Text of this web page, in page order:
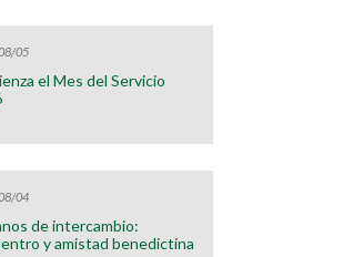
05
el Mes del Servicio
04
de intercambio:
y amistad benedictina